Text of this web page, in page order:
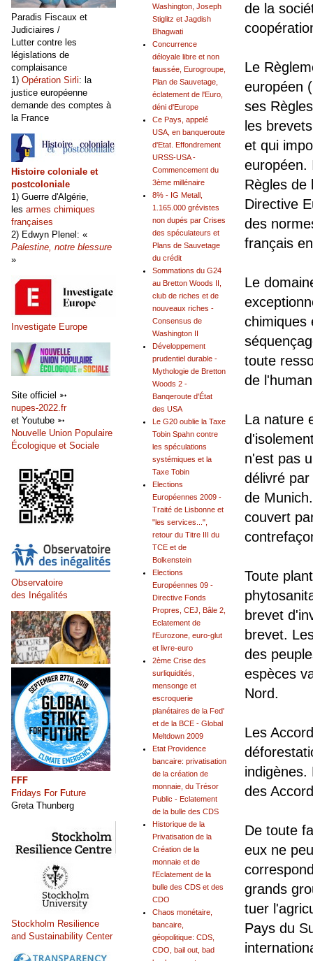
de la
Le
européen
ses
les
et qui
européen.
Règles de
Directive
des
français
Le
chimiques
toute
de
La nature
n'est pas
délivré
de
couvert
Toute
brevet
brevet.
des
espèces
Nord.
Les
indigènes.
des
De toute
eux ne
grands
tuer
Pays du
Washington, Joseph
Stiglitz et Jagdish
Bhagwati
Concurrence
déloyale libre et non
faussée, Eurogroupe,
Plan de Sauvetage,
éclatement de l'Euro,
déni d'Europe
Ce Pays, appelé
USA, en banqueroute
d'Etat. Effondrement
URSS-USA -
Commencement du
3ème millénaire
8% - IG Metall,
1.165.000 grévistes
non dupés par Crises
des spéculateurs et
Plans de Sauvetage
du crédit
Sommations du G24
au Bretton Woods II,
club de riches et de
nouveaux riches -
Consensus de
Washington II
Développement
prudentiel durable -
Mythologie de Bretton
Woods 2 -
Banqeroute d'État
des USA
Le G20 oublie la Taxe
Tobin Spahn contre
les spéculations
systémiques et la
Taxe Tobin
Elections
Européennes 2009 -
Traité de Lisbonne et
"les services...",
retour du Titre III du
TCE et de
Bolkenstein
Elections
Européennes 09 -
Directive Fonds
Propres, CEJ, Bâle 2,
Eclatement de
l'Eurozone, euro-glut
et livre-euro
2ème Crise des
surliquidités,
mensonge et
escroquerie
planétaires de la Fed'
et de la BCE - Global
Meltdown 2009
Etat Providence
bancaire: privatisation
de la création de
monnaie, du Trésor
Public - Eclatement
de la bulle des CDS
Historique de la
Privatisation de la
Création de la
monnaie et de
l'Eclatement de la
bulle des CDS et des
CDO
Chaos monétaire,
bancaire,
géopolitique: CDS,
CDO, bail out, bad
Paradis Fiscaux et
Judiciaires /
Lutter contre les
législations de
complaisance
1) Opération Sirli: la
justice européenne
demande des comptes à
la France
Histoire coloniale et
postcoloniale
1) Guerre d'Algérie,
les armes chimiques
françaises
2) Edwyn Plenel: «
Palestine, notre blessure
»
Investigate Europe
Site officiel ➳
nupes-2022.fr
et Youtube ➳
Nouvelle Union Populaire
Écologique et Sociale
Observatoire
des Inégalités
FFF
Fridays For Future
Greta Thunberg
Stockholm Resilience
and Sustainability Center